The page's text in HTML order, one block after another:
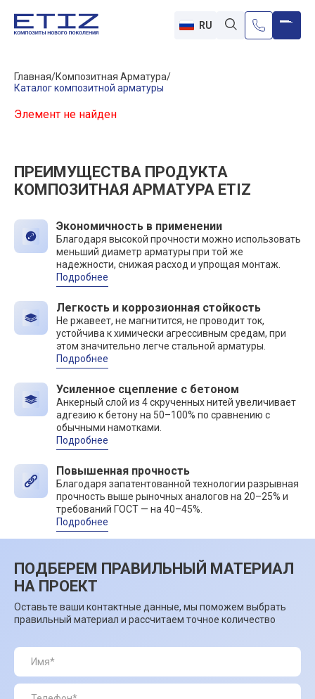
RU
Главная Композитная Арматура
Каталог композитной арматуры
Элемент не найден
ПРЕИМУЩЕСТВА ПРОДУКТА
КОМПОЗИТНАЯ АРМАТУРА ETIZ
Экономичность в применении
Благодаря высокой прочности можно использовать
меньший диаметр арматуры при той же
надежности, снижая расход и упрощая монтаж.
Подробнее
Легкость и коррозионная стойкость
Не ржавеет, не магнитится, не проводит ток,
устойчива к химически агрессивным средам, при
этом значительно легче стальной арматуры.
Подробнее
Усиленное сцепление с бетоном
Анкерный слой из 4 скрученных нитей увеличивает
адгезию к бетону на 50–100% по сравнению с
обычными намотками.
Подробнее
Повышенная прочность
Благодаря запатентованной технологии разрывная
прочность выше рыночных аналогов на 20–25% и
требований ГОСТ — на 40–45%.
Подробнее
ПОДБЕРЕМ ПРАВИЛЬНЫЙ МАТЕРИАЛ
НА ПРОЕКТ
Оставьте ваши контактные данные, мы поможем выбрать
правильный материал и рассчитаем точное количество